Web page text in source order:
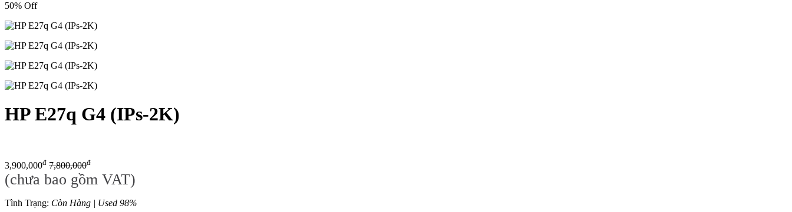
50% Off
HP E27q G4 (IPs-2K)
3,900,000đ 7,800,000đ
(chưa bao gồm VAT)
Tình Trạng: Còn Hàng | Used 98%